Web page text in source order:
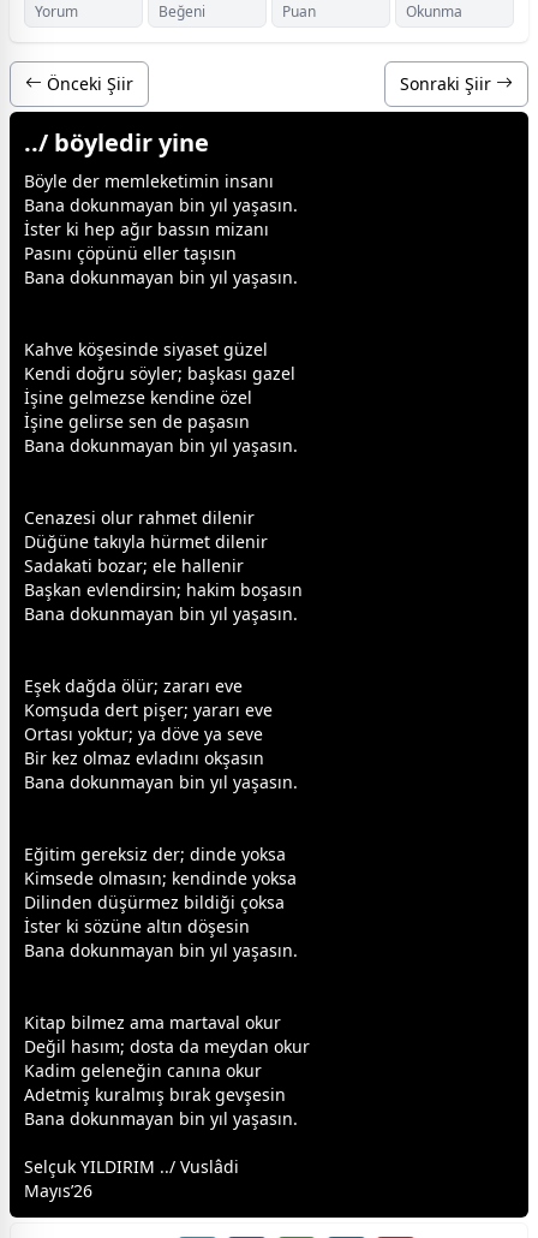
Yorum Beğeni Puan Okunma
Önceki Şiir Sonraki Şiir
../ böyledir yine
Böyle der memleketimin insanı
Bana dokunmayan bin yıl yaşasın.
İster ki hep ağır bassın mizanı
Pasını çöpünü eller taşısın
Bana dokunmayan bin yıl yaşasın.
Kahve köşesinde siyaset güzel
Kendi doğru söyler; başkası gazel
İşine gelmezse kendine özel
İşine gelirse sen de paşasın
Bana dokunmayan bin yıl yaşasın.
Cenazesi olur rahmet dilenir
Düğüne takıyla hürmet dilenir
Sadakati bozar; ele hallenir
Başkan evlendirsin; hakim boşasın
Bana dokunmayan bin yıl yaşasın.
Eşek dağda ölür; zararı eve
Komşuda dert pişer; yararı eve
Ortası yoktur; ya döve ya seve
Bir kez olmaz evladını okşasın
Bana dokunmayan bin yıl yaşasın.
Eğitim gereksiz der; dinde yoksa
Kimsede olmasın; kendinde yoksa
Dilinden düşürmez bildiği çoksa
İster ki sözüne altın döşesin
Bana dokunmayan bin yıl yaşasın.
Kitap bilmez ama martaval okur
Değil hasım; dosta da meydan okur
Kadim geleneğin canına okur
Adetmiş kuralmış bırak gevşesin
Bana dokunmayan bin yıl yaşasın.
Selçuk YILDIRIM ../ Vuslâdi
Mayıs’26